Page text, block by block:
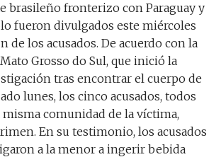
brasileño fronterizo con Paraguay y
fueron divulgados este miércoles
de los acusados. De acuerdo con la
Grosso do Sul, que inició la
tras encontrar el cuerpo de
lunes, los cinco acusados, todos
comunidad de la víctima,
En su testimonio, los acusados
a la menor a ingerir bebida